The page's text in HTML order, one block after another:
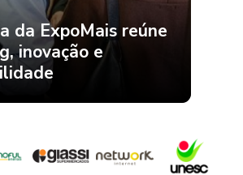
da ExpoMais reúne
inovação e